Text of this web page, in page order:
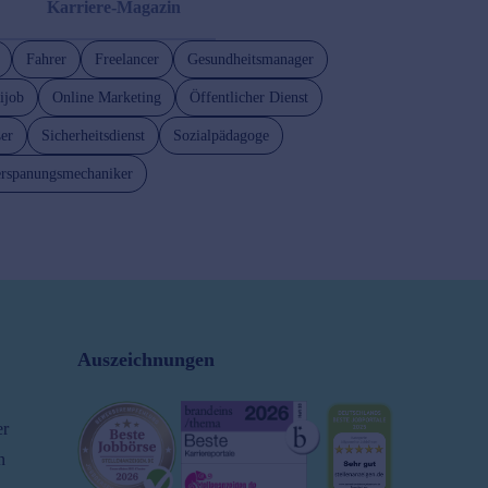
Karriere-Magazin
Fahrer Freelancer Gesundheitsmanager
Online Marketing Öffentlicher Dienst
Sicherheitsdienst Sozialpädagoge
Auszeichnungen